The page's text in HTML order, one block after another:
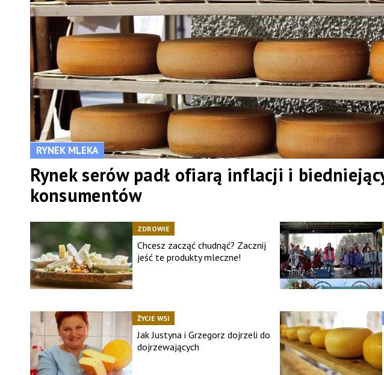
RYNEK MLEKA
Rynek serów padł ofiarą inflacji i
konsumentów
ZDROWIE
Chcesz zacząć chudnąć? Zacznij
jeść te produkty mleczne!
ŻYCIE WSI
Jak Justyna i Grzegorz dojrzeli do
dojrzewających